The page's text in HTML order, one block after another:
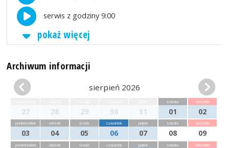
serwis z godziny 9:00
pokaż więcej
Archiwum informacji
sierpień 2026
27 28 29 30 31
sobota
01
niedziela
02
poniedziałek
03
wtorek
04
środa
05
czwartek
06
piątek
07
sobota
08
niedziela
09
poniedziałek wtorek środa czwartek piątek sobota niedziela